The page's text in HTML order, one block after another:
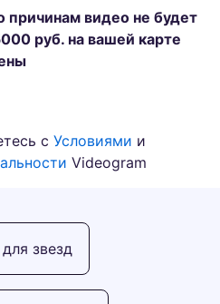
причинам видео не будет
руб. на вашей карте
с Условиями и
Videogram
звезд